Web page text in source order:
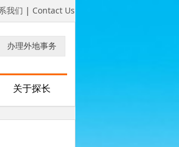
我们 | Contact Us
办理外地事务
关于探长